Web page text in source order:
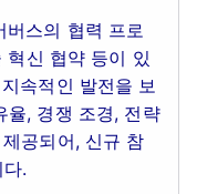
버스의 협력 프로
혁신 협약 등이 있
속적인 발전을 보
율, 경쟁 조경, 전략
공되어, 신규 참
.